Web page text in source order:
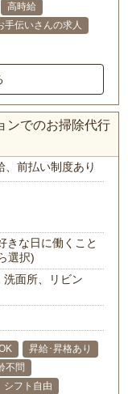
高時給
手伝いさんの求人
ンでのお掃除代行
、前払い制度あり
きな日に働くこと
選択)
洗面所、リビン
昇給･昇格あり
不問
シフト自由